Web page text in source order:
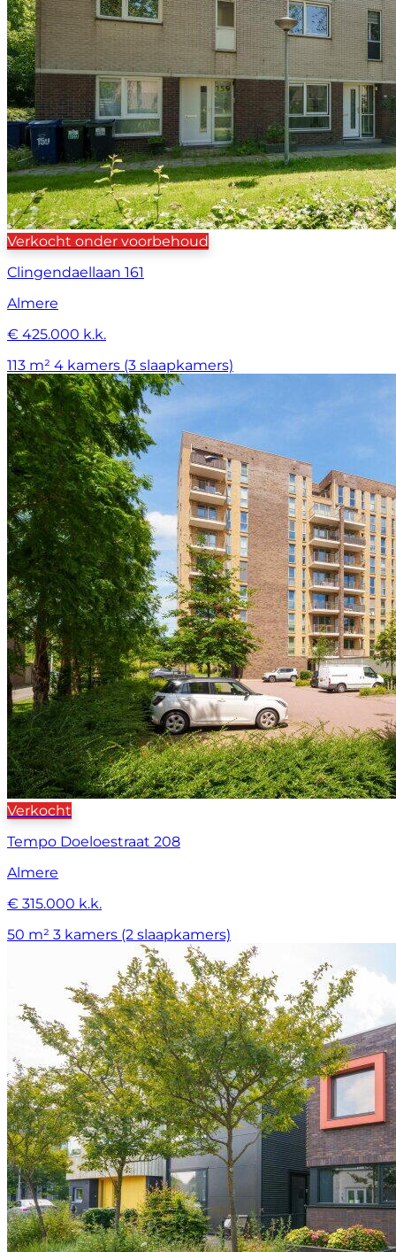
Verkocht onder voorbehoud
Clingendaellaan 161
Almere
€ 425.000 k.k.
113 m² 4 kamers (3 slaapkamers)
Verkocht
Tempo Doeloestraat 208
Almere
€ 315.000 k.k.
50 m² 3 kamers (2 slaapkamers)